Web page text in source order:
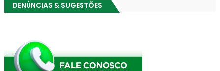
DENÚNCIAS & SUGESTÕES